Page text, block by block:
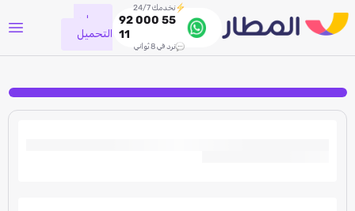
نخدمك 24/7
92 000 55
11
نرد في 8 ثواني
جاري
التحميل